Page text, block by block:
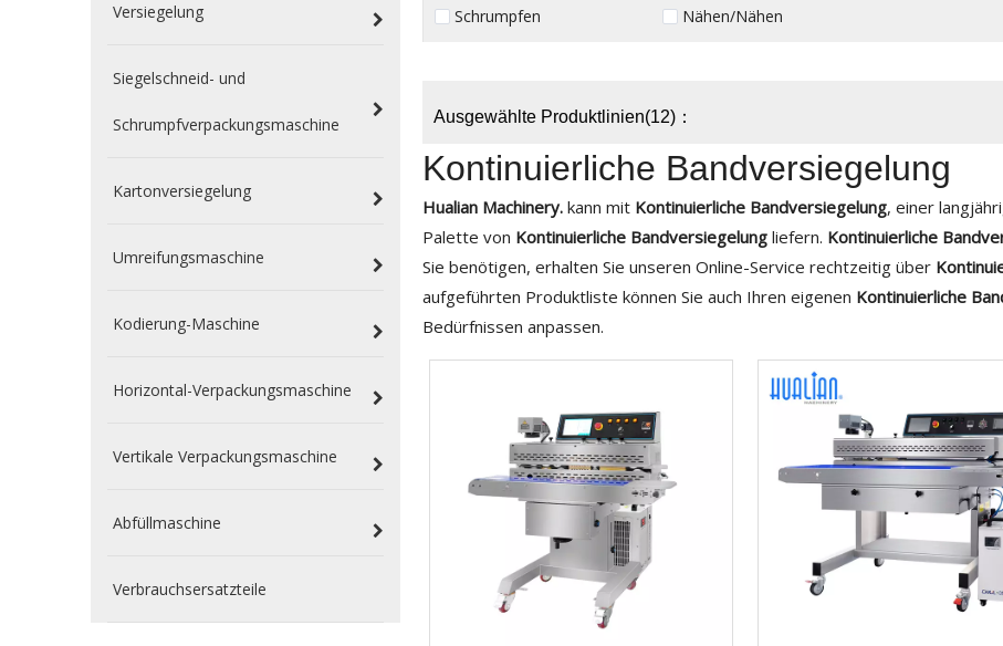
Versiegelung
Siegelschneid- und
Schrumpfverpackungsmaschine
Kartonversiegelung
Umreifungsmaschine
Kodierung-Maschine
Horizontal-Verpackungsmaschine
Vertikale Verpackungsmaschine
Abfüllmaschine
Verbrauchsersatzteile
Schrumpfen
Nähen/Nähen
Ausgewählte Produktlinien(12)：
Kontinuierliche Bandversiegelung
Hualian Machinery. kann mit Kontinuierliche Bandversiegelung, einer
Palette von Kontinuierliche Bandversiegelung liefern. Kontinuierliche
Sie benötigen, erhalten Sie unseren Online-Service rechtzeitig über
aufgeführten Produktliste können Sie auch Ihren eigenen Kontinuierliche
Bedürfnissen anpassen.